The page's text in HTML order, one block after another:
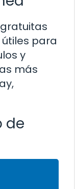
para
y
más
de